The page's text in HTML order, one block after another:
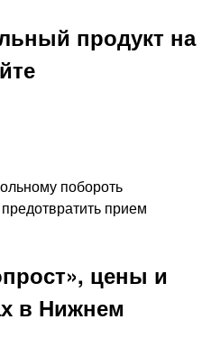
побороть
прием
цены и
в Нижнем